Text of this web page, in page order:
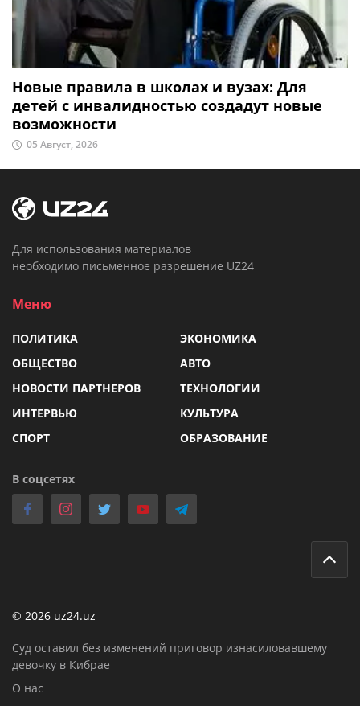
Новые правила в школах и вузах: Для
детей с инвалидностью создадут новые
возможности
05 Август, 2026
Для использования материалов
необходимо письменное разрешение UZ24
Меню
ПОЛИТИКА
ЭКОНОМИКА
ОБЩЕСТВО
АВТО
НОВОСТИ ПАРТНЕРОВ
ТЕХНОЛОГИИ
ИНТЕРВЬЮ
КУЛЬТУРА
СПОРТ
ОБРАЗОВАНИЕ
В соцсетях
© 2026 uz24.uz
Суд оставил без изменений приговор изнасиловавшему
девочку в Кибрае
О нас